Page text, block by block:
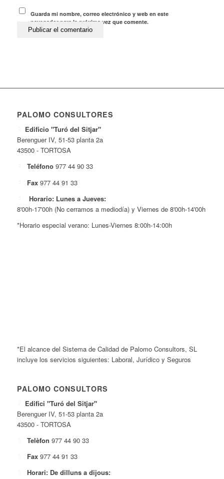
Guarda mi nombre, correo electrónico y web en este
navegador para la próxima vez que comente.
PALOMO CONSULTORES
Edificio "Turó del Sitjar"
Berenguer IV, 51-53 planta 2a
43500 - TORTOSA
Teléfono 977 44 90 33
Fax 977 44 91 33
Horario: Lunes a Jueves:
8'00h-17'00h (No cerramos a mediodía) y Viernes de 8'00h-14'00h
*Horario especial verano: Lunes-Viernes 8:00h-14:00h
*El alcance del Sistema de Calidad de Palomo Consultors, SL
incluye los servicios siguientes: Laboral, Jurídico y Seguros
PALOMO CONSULTORS
Edifici "Turó del Sitjar"
Berenguer IV, 51-53 planta 2a
43500 - TORTOSA
Telèfon 977 44 90 33
Fax 977 44 91 33
Horari: De dilluns a dijous: